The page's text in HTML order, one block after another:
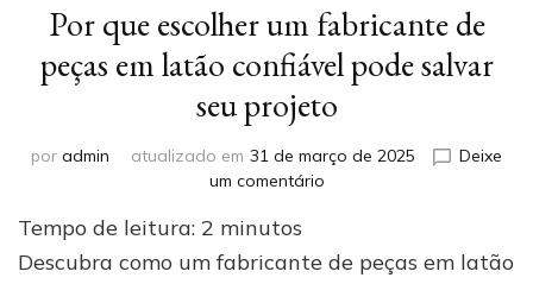
Por que escolher um fabricante de
peças em latão confiável pode salvar
seu projeto
por admin atualizado em 31 de março de 2025
Deixe
um comentárioem
escolher
Tempo de leitura: 2 minutos
Descubra como um fabricante de peças em latão